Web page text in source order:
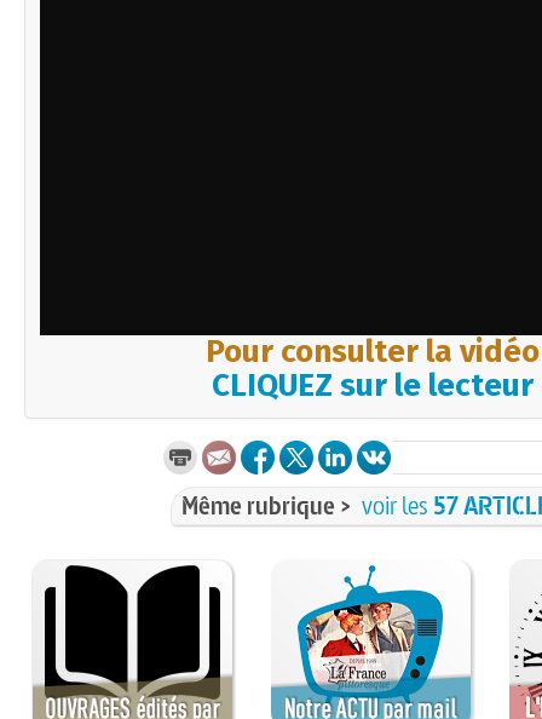
Pour consulter la vidéo
CLIQUEZ sur le lecteur
Même rubrique > voir les 57